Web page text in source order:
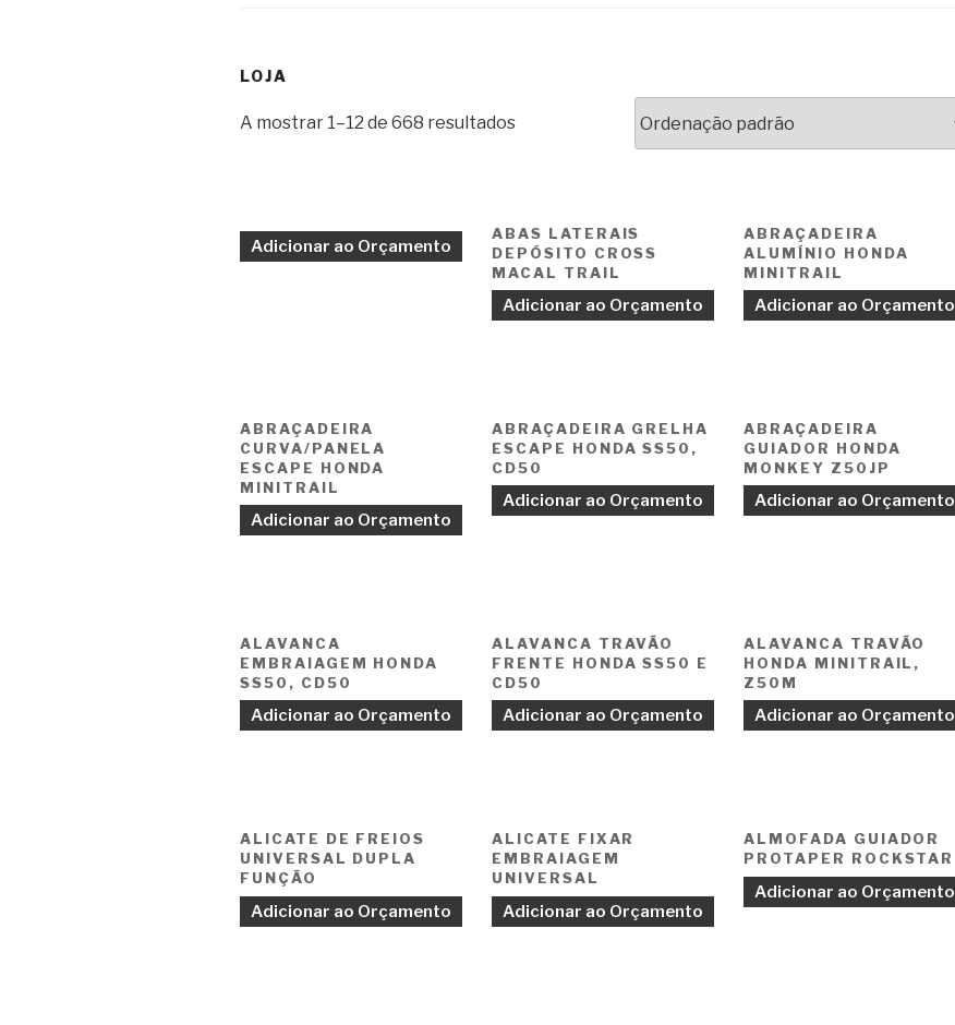
LOJA
A mostrar 1–12 de 668 resultados
Adicionar ao Orçamento
ABAS LATERAIS
DEPÓSITO CROSS
MACAL TRAIL
Adicionar ao Orçamento
ABRAÇADEIRA
ALUMÍNIO HONDA
MINITRAIL
Adicionar ao Orçamento
ABRAÇADEIRA
CURVA/PANELA
ESCAPE HONDA
MINITRAIL
Adicionar ao Orçamento
ABRAÇADEIRA GRELHA
ESCAPE HONDA SS50,
CD50
Adicionar ao Orçamento
ABRAÇADEIRA
GUIADOR HONDA
MONKEY Z50JP
Adicionar ao Orçamento
ALAVANCA
EMBRAIAGEM HONDA
SS50, CD50
Adicionar ao Orçamento
ALAVANCA TRAVÃO
FRENTE HONDA SS50 E
CD50
Adicionar ao Orçamento
ALAVANCA TRAVÃO
HONDA MINITRAIL,
Z50M
Adicionar ao Orçamento
ALICATE DE FREIOS
UNIVERSAL DUPLA
FUNÇÃO
Adicionar ao Orçamento
ALICATE FIXAR
EMBRAIAGEM
UNIVERSAL
Adicionar ao Orçamento
ALMOFADA GUIADOR
PROTAPER ROCKSTAR
Adicionar ao Orçamento